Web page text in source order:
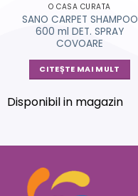
O CASA CURATA
SANO CARPET SHAMPOO
600 ml DET. SPRAY
COVOARE
CITEȘTE MAI MULT
Disponibil in magazin